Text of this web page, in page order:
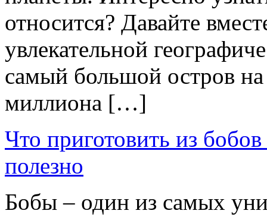
относится? Давайте
увлекательной
самый большой остров
миллиона […]
Что приготовить из
полезно
Бобы – один из самых